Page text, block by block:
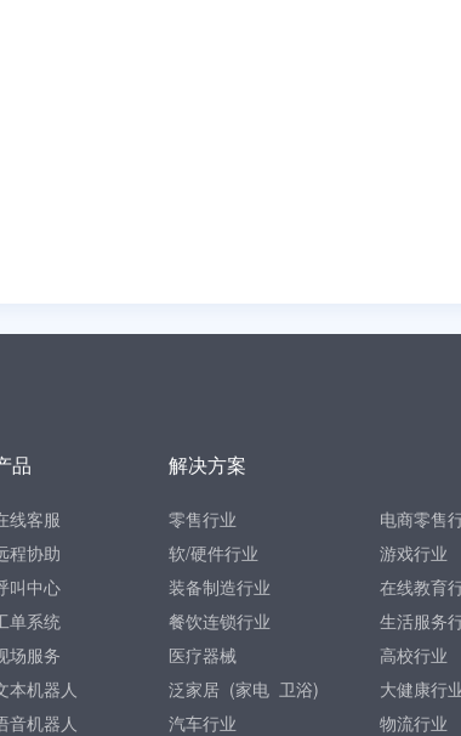
品
线客服
程协助
叫中心
单系统
场服务
本机器人
音机器人
解决方案
零售行业
软/硬件行业
装备制造行业
餐饮连锁行业
医疗器械
泛家居 (家电 卫浴)
汽车行业
电商零售
游戏行业
在线教育
生活服务
高校行业
大健康行
物流行业